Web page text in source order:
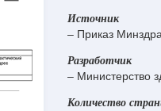
Источник
– Приказ
Разработчик
– Министерство
Количество